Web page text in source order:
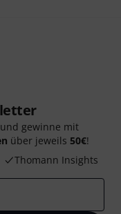
gewinne mit
über jeweils 50€!
Thomann Insights